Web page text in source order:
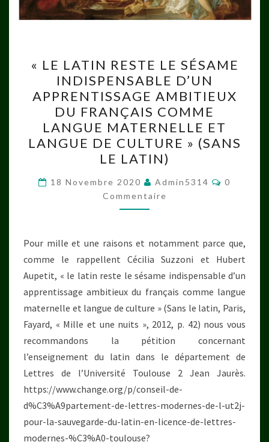
LATIN
RESTE
LE
SÉSAME
INDISPENSABLE
D’UN
APPRENTISSAGE
AMBITIEUX
DU
LANGUE
MATERNELLE
ET
LANGUE
DE
CULTURE »
(SANS
LE
LATIN)
« LE LATIN RESTE LE SÉSAME
INDISPENSABLE D’UN
APPRENTISSAGE AMBITIEUX
DU FRANÇAIS COMME
LANGUE MATERNELLE ET
LANGUE DE CULTURE » (SANS
LE LATIN)
18 Novembre 2020 Admin5314
0
Commentaire
Pour mille et une raisons et notamment parce que,
comme le rappellent Cécilia Suzzoni et Hubert
Aupetit, « le latin reste le sésame indispensable d’un
apprentissage ambitieux du français comme langue
maternelle et langue de culture » (Sans le latin, Paris,
Fayard, « Mille et une nuits », 2012, p. 42) nous vous
recommandons la pétition concernant
l’enseignement du latin dans le département de
Lettres de l’Université Toulouse 2 Jean Jaurès.
https://www.change.org/p/conseil-de-
d%C3%A9partement-de-lettres-modernes-de-l-ut2j-
pour-la-sauvegarde-du-latin-en-licence-de-lettres-
modernes-%C3%A0-toulouse?